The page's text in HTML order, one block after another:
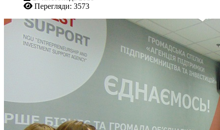
Перегляди: 3573